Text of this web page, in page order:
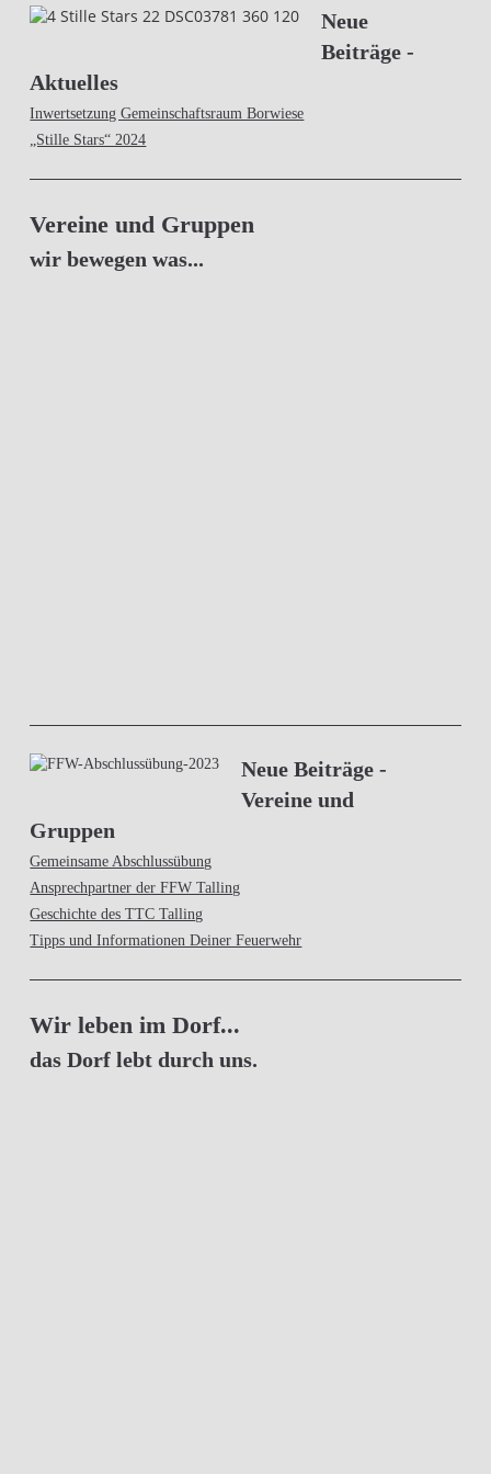
Neue
Beiträge -
Aktuelles
Inwertsetzung Gemeinschaftsraum Borwiese
„Stille Stars“ 2024
Vereine und Gruppen
wir bewegen was...
Neue Beiträge -
Vereine und
Gruppen
Gemeinsame Abschlussübung
Ansprechpartner der FFW Talling
Geschichte des TTC Talling
Tipps und Informationen Deiner Feuerwehr
Wir leben im Dorf...
das Dorf lebt durch uns.